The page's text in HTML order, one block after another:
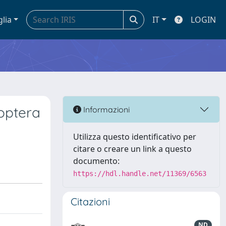
IT LOGIN
Informazioni
Utilizza questo identificativo per
citare o creare un link a questo
documento:
https://hdl.handle.net/11369/6563
Citazioni